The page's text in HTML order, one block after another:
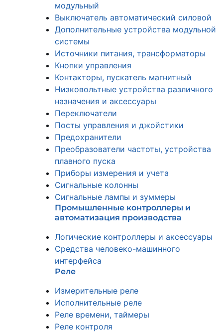
модульный
Выключатель автоматический силовой
Дополнительные устройства модульной
системы
Источники питания, трансформаторы
Кнопки управления
Контакторы, пускатель магнитный
Низковольтные устройства различного
назначения и аксессуары
Переключатели
Посты управления и джойстики
Предохранители
Преобразователи частоты, устройства
плавного пуска
Приборы измерения и учета
Сигнальные колонны
Сигнальные лампы и зуммеры
Промышленные контроллеры и
автоматизация производства
Логические контроллеры и аксессуары
Средства человеко-машинного
интерфейса
Реле
Измерительные реле
Исполнительные реле
Реле времени, таймеры
Реле контроля